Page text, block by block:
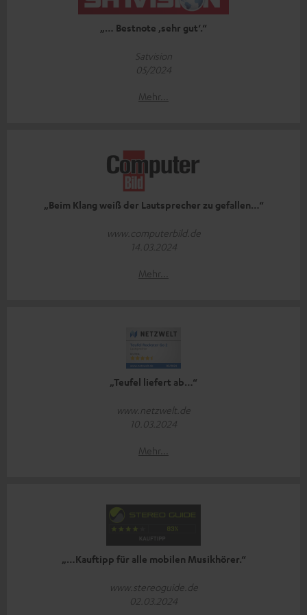
„… Bestnote ‚sehr gut‘.“
Satvision
05/2024
Mehr...
„Beim Klang weiß der Lautsprecher zu gefallen…“
www.computerbild.de
14.03.2024
Mehr...
„Teufel liefert ab…“
www.netzwelt.de
10.03.2024
Mehr...
„…Kauftipp für alle mobilen Musikhörer.“
www.stereoguide.de
02.03.2024